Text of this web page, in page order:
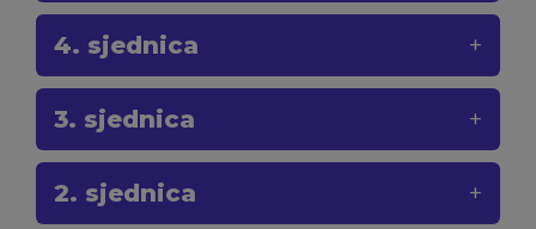
4. sjednica
3. sjednica
2. sjednica